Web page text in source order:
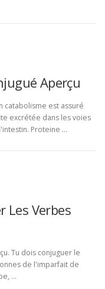
Aperçu
catabolisme est assuré
excrétée dans les voies
Proteine …
Les Verbes
Tu dois conjuguer le
de l'imparfait de
…